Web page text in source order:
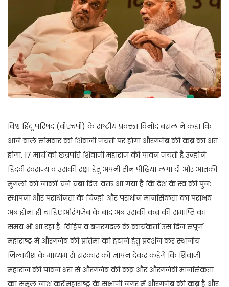
विश्व हिंदू परिषद (वीएचपी) के राष्ट्रीय प्रवक्ता विनोद बंसल ने कहा कि
आने वाले सोमवार को शिवाजी जयंती पर होगा औरंगजेब की कब्र का अंत
होगा. 17 मार्च को छत्रपति शिवाजी महाराज की पावन जयंती है.उन्होंने
हिंदवी स्वराज्य व उसकी रक्षा हेतु अपनी तीन पीढ़ियां लगा दीं और आतंकी
मुगलों को नाकों चने चबा दिए. वक्त आ गया है कि देश के स्व की पुन:
स्थापना और पराधीनता के चिन्हों और पराधीन मानसिकता का पराभव
अब होना ही चाहिए।औरंगजेब के बाद अब उसकी कब्र की समाप्ति का
समय भी आ रहा है. विहिप व बजरंगदल के कार्यकर्ता उस दिन संपूर्ण
महाराष्ट्र में औरंगजेब की प्रतिमा को हटाने हेतु प्रदर्शन कर स्थानीय
जिलाधीश के माध्यम से सरकार को ज्ञापन देकर कहेंगे कि शिवाजी
महाराज की पावन धरा से औरंगजेब की कब्र और औरंगजेबी मानसिकता
का समूल नाश करें.महाराष्ट्र के संभाजी नगर में औरंगज़ेब की कब्र है और